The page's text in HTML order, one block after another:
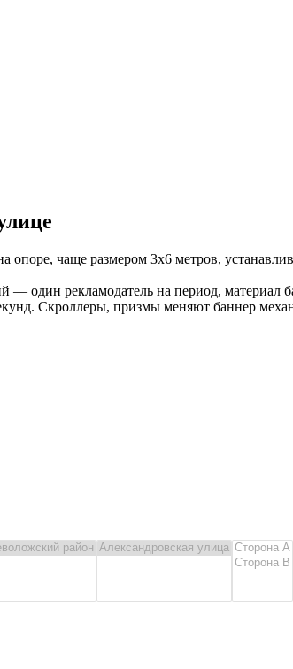
чаще размером 3х6 метров,
— один рекламодатель на период,
Скроллеры, призмы меняют баннер